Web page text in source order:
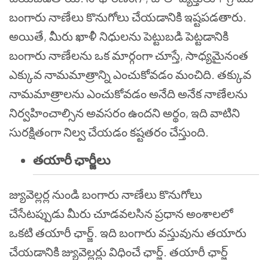
బంగారు నాణేలు కొనుగోలు చేయడానికి ఇష్టపడతారు.
అయితే, మీరు ఖాళీ నిధులను పెట్టుబడి పెట్టడానికి
బంగారు నాణేలను ఒక మార్గంగా చూస్తే, సాధ్యమైనంత
ఎక్కువ నామమాత్రాన్ని ఎంచుకోవడం మంచిది. తక్కువ
నామమాత్రాలను ఎంచుకోవడం అనేది అనేక నాణేలను
నిర్వహించాల్సిన అవసరం ఉందని అర్థం, ఇది వాటిని
సురక్షితంగా నిల్వ చేయడం కష్టతరం చేస్తుంది.
తయారీ ఛార్జీలు
జ్యువెల్లర్ల నుండి బంగారు నాణేలు కొనుగోలు
చేసేటప్పుడు మీరు చూడవలసిన ప్రధాన అంశాలలో
ఒకటి తయారీ ఛార్జ్. ఇది బంగారు వస్తువును తయారు
చేయడానికి జ్యువెల్లర్లు విధించే ఛార్జ్. తయారీ ఛార్జ్